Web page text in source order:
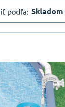
podľa: